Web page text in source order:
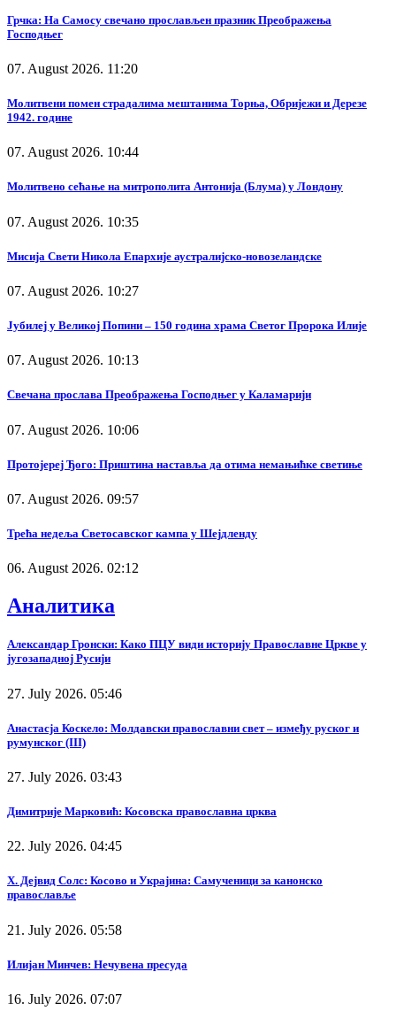
Грчка: На Самосу свечано прослављен празник Преображења
Господњег
07. August 2026. 11:20
Молитвени помен страдалима мештанима Торња, Обријежи и Дерезе
1942. године
07. August 2026. 10:44
Молитвено сећање на митрополита Антонија (Блума) у Лондону
07. August 2026. 10:35
Мисија Свети Никола Епархије аустралијско-новозеландске
07. August 2026. 10:27
Јубилеј у Великој Попини – 150 година храма Светог Пророка Илије
07. August 2026. 10:13
Свечана прослава Преображења Господњег у Каламарији
07. August 2026. 10:06
Протојереј Ђого: Приштина наставља да отима немањићке светиње
07. August 2026. 09:57
Трећа недеља Светосавског кампа у Шејдленду
06. August 2026. 02:12
Аналитика
Александар Гронски: Како ПЦУ види историју Православне Цркве у
југозападној Русији
27. July 2026. 05:46
Анастасја Коскело: Молдавски православни свет – између руског и
румунског (III)
27. July 2026. 03:43
Димитрије Марковић: Косовска православна црква
22. July 2026. 04:45
Х. Дејвид Солс: Косово и Украјина: Самученици за канонско
православље
21. July 2026. 05:58
Илијан Минчев: Нечувена пресуда
16. July 2026. 07:07